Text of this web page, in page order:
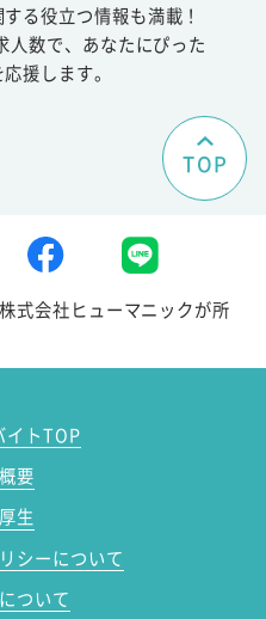
る役立つ情報も満載！
数で、あなたにぴった
援します。
TOP
式会社ヒューマニックが所
イトTOP
要
生
シーについて
ついて